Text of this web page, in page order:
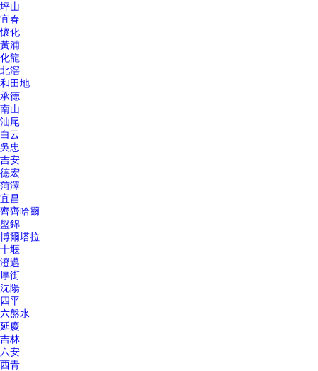
坪山
宜春
懷化
黃浦
化龍
北滘
和田地
承德
南山
汕尾
白云
吳忠
吉安
德宏
菏澤
宜昌
齊齊哈爾
盤錦
博爾塔拉
十堰
澄邁
厚街
沈陽
四平
六盤水
延慶
吉林
六安
西青